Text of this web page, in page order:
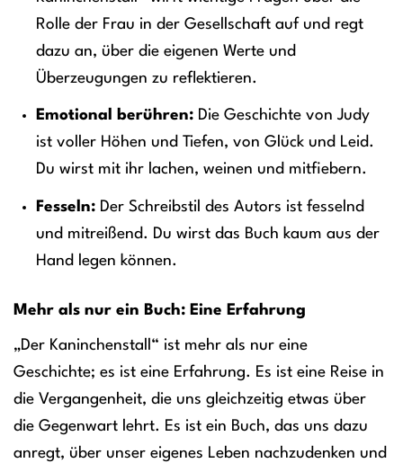
Rolle der Frau in der Gesellschaft auf und regt
dazu an, über die eigenen Werte und
Überzeugungen zu reflektieren.
Emotional berühren:Die Geschichte von Judy
ist voller Höhen und Tiefen, von Glück und Leid.
Du wirst mit ihr lachen, weinen und mitfiebern.
Fesseln:Der Schreibstil des Autors ist fesselnd
und mitreißend. Du wirst das Buch kaum aus der
Hand legen können.
Mehr als nur ein Buch: Eine Erfahrung
„Der Kaninchenstall“ ist mehr als nur eine
Geschichte; es ist eine Erfahrung. Es ist eine Reise in
die Vergangenheit, die uns gleichzeitig etwas über
die Gegenwart lehrt. Es ist ein Buch, das uns dazu
anregt, über unser eigenes Leben nachzudenken und